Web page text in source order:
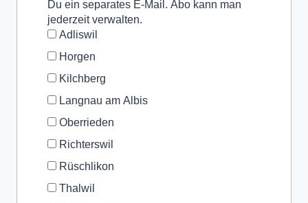
Du ein separates E-Mail. Abo kann man
jederzeit verwalten.
Adliswil
Horgen
Kilchberg
Langnau am Albis
Oberrieden
Richterswil
Rüschlikon
Thalwil